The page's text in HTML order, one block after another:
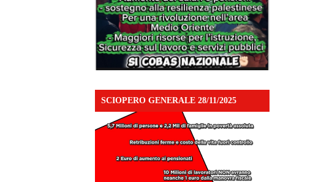
SCIOPERO GENERALE 28/11/2025